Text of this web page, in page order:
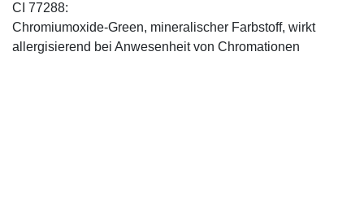
CI 77288:
Chromiumoxide-Green, mineralischer ­Farbstoff, wirkt
allergisierend bei Anwesenheit von Chromationen